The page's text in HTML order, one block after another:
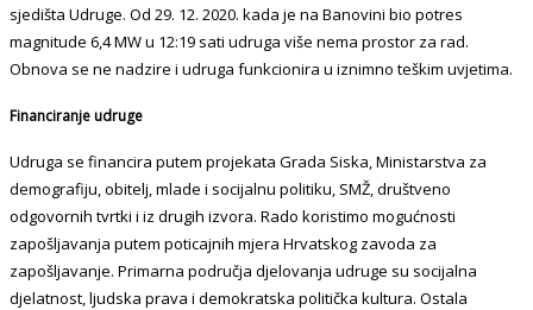
sjedišta Udruge. Od 29. 12. 2020. kada je na Banovini bio potres
magnitude 6,4 MW u 12:19 sati udruga više nema prostor za rad.
Obnova se ne nadzire i udruga funkcionira u iznimno teškim uvjetima.
Financiranje udruge
Udruga se financira putem projekata Grada Siska, Ministarstva za
demografiju, obitelj, mlade i socijalnu politiku, SMŽ, društveno
odgovornih tvrtki i iz drugih izvora. Rado koristimo mogućnosti
zapošljavanja putem poticajnih mjera Hrvatskog zavoda za
zapošljavanje. Primarna područja djelovanja udruge su socijalna
djelatnost, ljudska prava i demokratska politička kultura. Ostala